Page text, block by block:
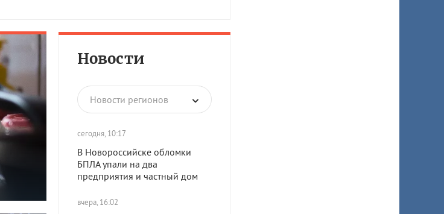
Новости
Новости регионов
сегодня, 10:17
В Новороссийске обломки
БПЛА упали на два
предприятия и частный дом
вчера, 16:02